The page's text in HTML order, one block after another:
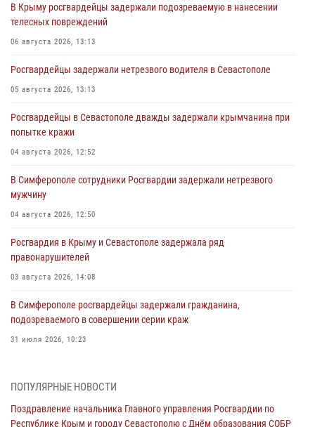
В Крыму росгвардейцы задержали подозреваемую в нанесении
телесных повреждений
06 августа 2026, 13:13
Росгвардейцы задержали нетрезвого водителя в Севастополе
05 августа 2026, 13:13
Росгвардейцы в Севастополе дважды задержали крымчанина при
попытке кражи
04 августа 2026, 12:52
В Симферополе сотрудники Росгвардии задержали нетрезвого
мужчину
04 августа 2026, 12:50
Росгвардия в Крыму и Севастополе задержала ряд
правонарушителей
03 августа 2026, 14:08
В Симферополе росгвардейцы задержали гражданина,
подозреваемого в совершении серии краж
31 июля 2026, 10:23
объекте в Севастополе
ПОПУЛЯРНЫЕ НОВОСТИ
Поздравление начальника Главного управления Росгвардии по
Республике Крым и городу Севастополю с Днём образования СОБР